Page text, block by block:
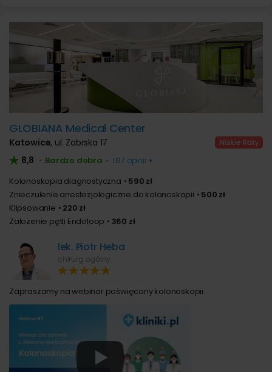
GLOBIANA Medical Center
Katowice, ul. Zabrska 17
8,8 • Bardzo dobra • 1137 opinii
Kolonoskopia diagnostyczna
590 zł
Znieczulenie anestezjologiczne do kolonoskopii
500 zł
Klipsowanie
220 zł
Założenie pętli Endoloop
360 zł
lek. Piotr Heba
chirurg ogólny
Zapraszamy na webinar poświęcony kolonoskopii.